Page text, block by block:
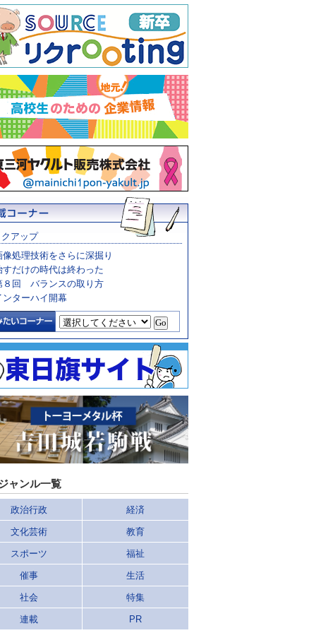
アップ
像処理技術をさらに深掘り
すだけの時代は終わった
８回 バランスの取り方
ンターハイ開幕
ャンル一覧
政治行政 経済
文化芸術 教育
スポーツ 福祉
催事 生活
社会 特集
連載 PR